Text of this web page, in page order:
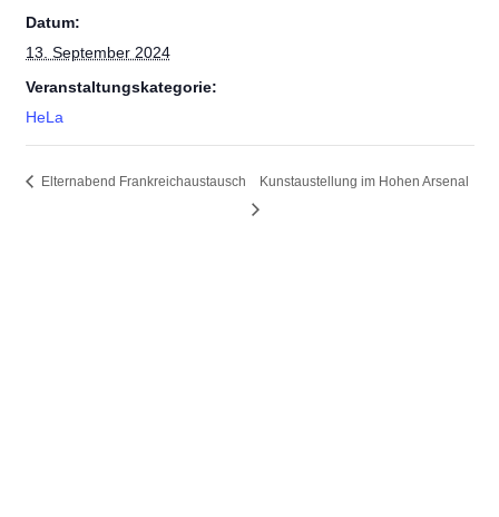
Datum:
13. September 2024
Veranstaltungskategorie:
HeLa
Elternabend Frankreichaustausch Kunstaustellung im Hohen Arsenal